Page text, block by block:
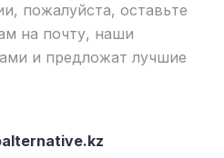
пожалуйста, оставьте
на почту, наши
и предложат лучшие